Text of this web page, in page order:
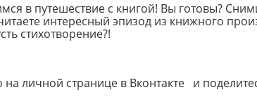
в путешествие с книгой! Вы готовы?
интересный эпизод из книжного
стихотворение?!
личной странице в Вконтакте
и